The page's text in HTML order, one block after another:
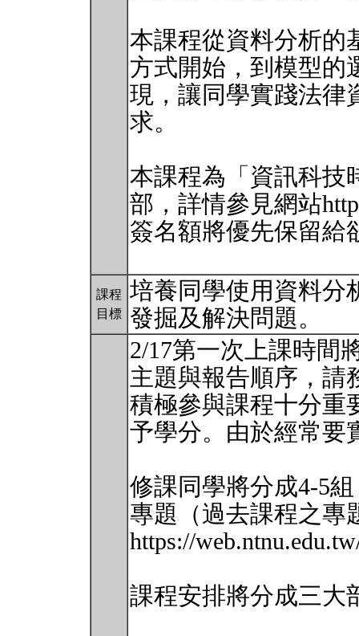
本課程從資料分析的
方式開始，到模型的
現，讓同學實踐法律
求。
本課程為「資訊科技
部，詳情參見網站
簽名額將優先保留給
課程
目標
培養同學使用資料分
發掘及解決問題。
2/17第一次上課時間
主題與報告順序，請
積極參與課程十分重
予學分。由於經常要
修課同學將分成4-5
專題（過去課程之專
https://
課程安排將分成三大